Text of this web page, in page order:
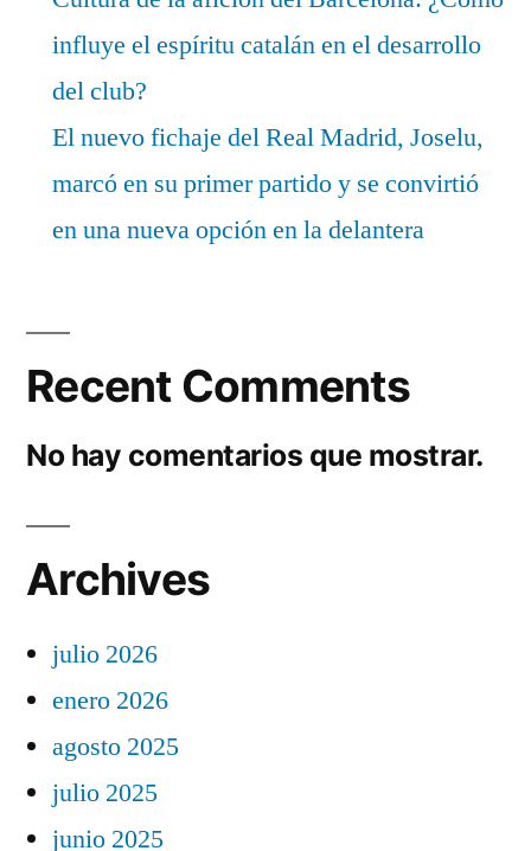
influye el espíritu catalán en el desarrollo
del club?
El nuevo fichaje del Real Madrid, Joselu,
marcó en su primer partido y se convirtió
en una nueva opción en la delantera
Recent Comments
No hay comentarios que mostrar.
Archives
julio 2026
enero 2026
agosto 2025
julio 2025
junio 2025